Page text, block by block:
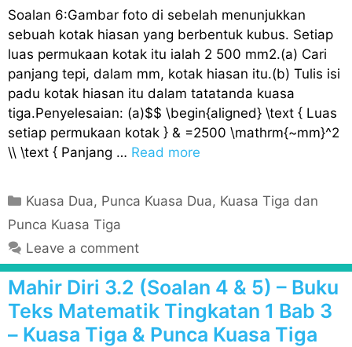
Soalan 6:Gambar foto di sebelah menunjukkan
sebuah kotak hiasan yang berbentuk kubus. Setiap
luas permukaan kotak itu ialah 2 500 mm2.(a) Cari
panjang tepi, dalam mm, kotak hiasan itu.(b) Tulis isi
padu kotak hiasan itu dalam tatatanda kuasa
tiga.Penyelesaian: (a)$$ \begin{aligned} \text { Luas
setiap permukaan kotak } & =2500 \mathrm{~mm}^2
\\ \text { Panjang … Read more
C
a
e
g
o
r
i
Kuasa Dua, Punca Kuasa Dua, Kuasa Tiga dan
Punca Kuasa Tiga
Leave a comment
Mahir Diri 3.2 (Soalan 4 & 5) – Buku
Teks Matematik Tingkatan 1 Bab 3
– Kuasa Tiga & Punca Kuasa Tiga